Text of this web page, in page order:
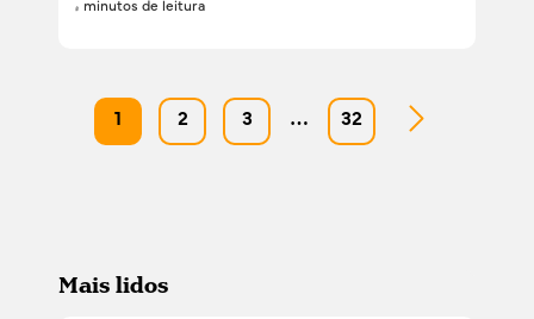
4 minutos de leitura
2 3 … 32
Mais lidos